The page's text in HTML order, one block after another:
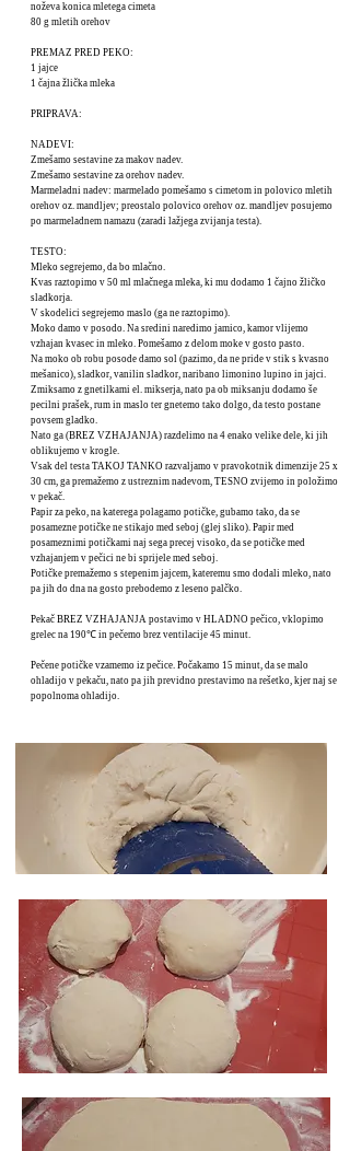
noževa konica mletega cimeta
80 g mletih orehov
PREMAZ PRED PEKO:
1 jajce
1 čajna žlička mleka
PRIPRAVA:
NADEVI:
Zmešamo sestavine za makov nadev.
Zmešamo sestavine za orehov nadev.
Marmeladni nadev: marmelado pomešamo s cimetom in polovico mletih
orehov oz. mandljev; preostalo polovico orehov oz. mandljev posujemo
po marmeladnem namazu (zaradi lažjega zvijanja testa).
TESTO:
Mleko segrejemo, da bo mlačno.
Kvas raztopimo v 50 ml mlačnega mleka, ki mu dodamo 1 čajno žličko
sladkorja.
V skodelici segrejemo maslo (ga ne raztopimo).
Moko damo v posodo. Na sredini naredimo jamico, kamor vlijemo
vzhajan kvasec in mleko. Pomešamo z delom moke v gosto pasto.
Na moko ob robu posode damo sol (pazimo, da ne pride v stik s kvasno
mešanico), sladkor, vanilin sladkor, naribano limonino lupino in jajci.
Zmiksamo z gnetilkami el. mikserja, nato pa ob miksanju dodamo še
pecilni prašek, rum in maslo ter gnetemo tako dolgo, da testo postane
povsem gladko.
Nato ga (BREZ VZHAJANJA) razdelimo na 4 enako velike dele, ki jih
oblikujemo v krogle.
Vsak del testa TAKOJ TANKO razvaljamo v pravokotnik dimenzije 25 x
30 cm, ga premažemo z ustreznim nadevom, TESNO zvijemo in položimo
v pekač.
Papir za peko, na katerega polagamo potičke, gubamo tako, da se
posamezne potičke ne stikajo med seboj (glej sliko). Papir med
posameznimi potičkami naj sega precej visoko, da se potičke med
vzhajanjem v pečici ne bi sprijele med seboj.
Potičke premažemo s stepenim jajcem, kateremu smo dodali mleko, nato
pa jih do dna na gosto prebodemo z leseno palčko.
Pekač BREZ VZHAJANJA postavimo v HLADNO pečico, vklopimo
grelec na 190℃ in pečemo brez ventilacije 45 minut.
Pečene potičke vzamemo iz pečice. Počakamo 15 minut, da se malo
ohladijo v pekaču, nato pa jih previdno prestavimo na rešetko, kjer naj se
popolnoma ohladijo.